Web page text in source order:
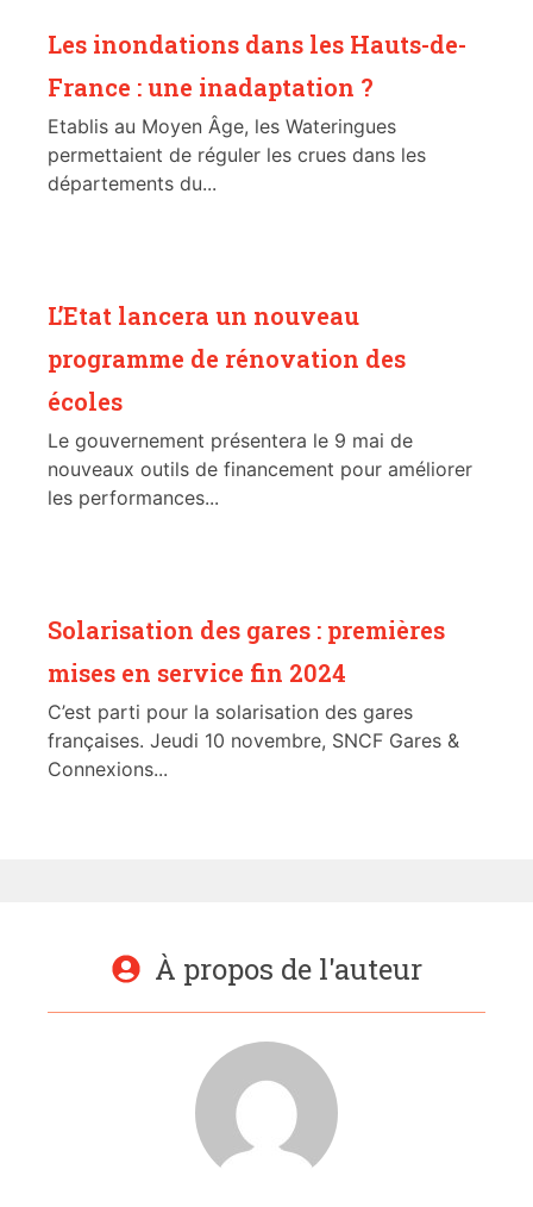
Les inondations dans les Hauts-de-
France : une inadaptation ?
Etablis au Moyen Âge, les Wateringues
permettaient de réguler les crues dans les
départements du...
L’Etat lancera un nouveau
programme de rénovation des
écoles
Le gouvernement présentera le 9 mai de
nouveaux outils de financement pour améliorer
les performances...
Solarisation des gares : premières
mises en service fin 2024
C’est parti pour la solarisation des gares
françaises. Jeudi 10 novembre, SNCF Gares &
Connexions...
À propos de l'auteur